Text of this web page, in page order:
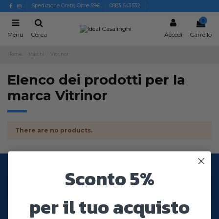
Spedizione Gratis Oltre 59€ 0883 543532
Menu Cerca Accedi
0
Carrello
Home Marchi Vitrinor
Elenco dei prodotti per la
marca Vitrinor
There are no products.
Puoi annullare l'iscrizione in ogni momenti. A questo scopo, cerca le info di contatto
nelle note legali.
Sconto 5%
per il tuo acquisto